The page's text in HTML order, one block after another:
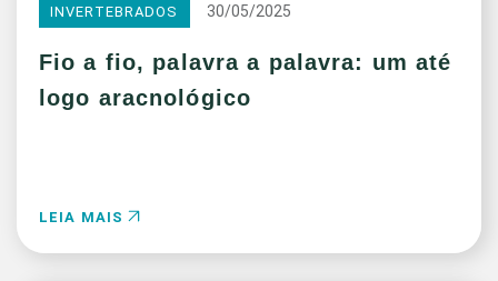
INVERTEBRADOS 30/05/2025
Fio a fio, palavra a palavra: um até
logo aracnológico
LEIA MAIS